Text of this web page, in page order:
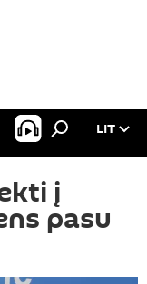
LIT
į
pasu